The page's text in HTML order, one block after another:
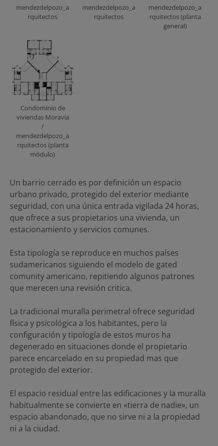
mendezdelpozo_a
rquitectos
mendezdelpozo_a
rquitectos
mendezdelpozo_a
rquitectos (planta
general)
Condominio de
viviendas Moravia
/
mendezdelpozo_a
rquitectos (planta
módulo)
Un barrio cerrado es por definición un espacio
urbano privado, protegido del exterior mediante
seguridad, con una única entrada vigilada 24 horas,
que ofrece a sus propietarios una vivienda, un
estacionamiento y servicios comunes.
Esta tipología se reproduce en muchos países
sudamericanos siguiendo el modelo de gated
comunity americano, repitiendo algunos patrones
que merecen una revisión critica.
La tradicional muralla perimetral ofrece seguridad
física y psicológica a los habitantes, pero la
configuración y tipología de estos muros ha
degenerado en situaciones donde el propietario
parece encarcelado en su propiedad mas que
protegido del exterior.
El espacio residual entre las edificaciones y la muralla
habitualmente se convierte en «tierra de nadie», un
espacio abandonado, que no sirve ni a la propiedad
ni a la ciudad.